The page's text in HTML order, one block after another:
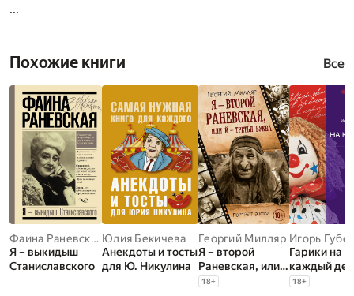
...
Похожие книги Все
Фаина Раневская
Я – выкидыш
Станиславского
Юлия Бекичева
Анекдоты и тосты
для Ю. Никулина
Георгий Милляр
Я – второй
Раневская, или
Й – третья буква
18+
Игорь
Гарики на
каждый
18+